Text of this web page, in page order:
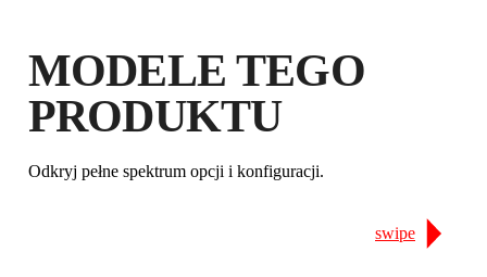
GWARANCJĘ
MODELE TEGO
PRODUKTU
Odkryj pełne spektrum opcji i konfiguracji.
swipe